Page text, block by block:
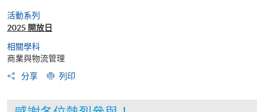
活動系列
2025 開放日
相關學科
商業與物流管理
分享
列印